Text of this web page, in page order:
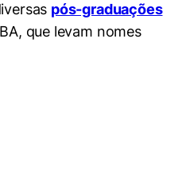
pós-graduações
que levam nomes